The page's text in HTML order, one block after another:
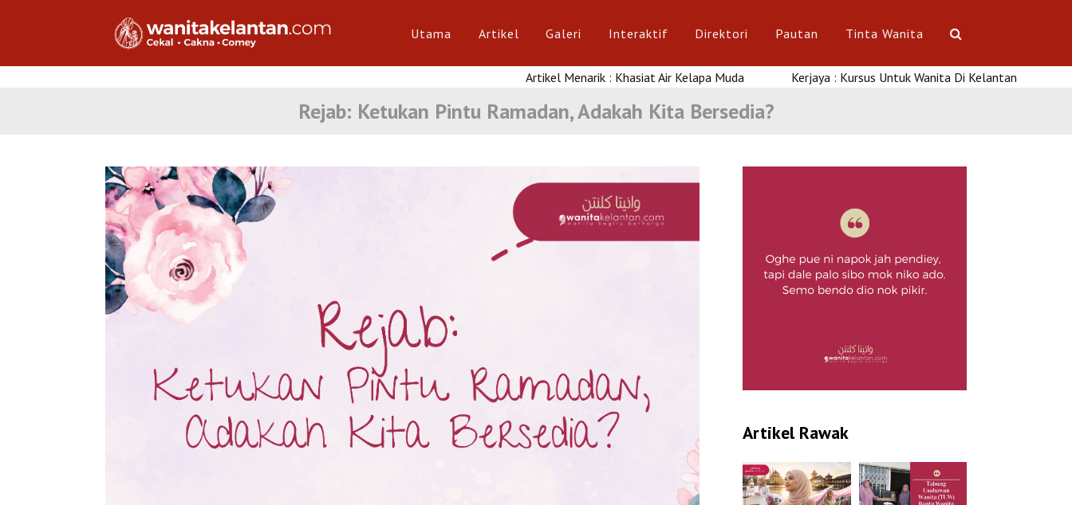
Utama Artikel Galeri Interaktif Direktori Pautan Tinta Wanita
Artikel Menarik : Khasiat Air Kelapa Muda Kerjaya : Kursus Untuk Wanita Di Kelantan
Rejab: Ketukan Pintu Ramadan, Adakah Kita Bersedia?
Artikel Rawak